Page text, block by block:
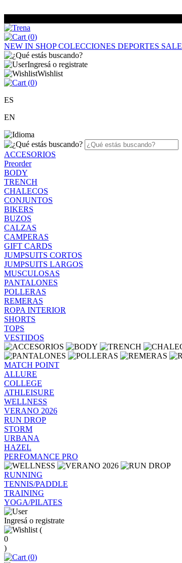
(0)
NEW IN SHOPCOLECCIONES DEPORTES SALE
Ingresá o registrate
Wishlist
(0)
ES
EN
ACCESORIOS
Preorder
BODY
TRENCH
CHALECOS
CONJUNTOS
BIKERS
BUZOS
CALZAS
CAMPERAS
GIFT CARDS
JUMPSUITS CORTOS
JUMPSUITS LARGOS
MUSCULOSAS
PANTALONES
POLLERAS
REMERAS
ROPA INTERIOR
SHORTS
TOPS
VESTIDOS
MATCH POINT
ALLURE
COLLEGE
ATHLEISURE
WELLNESS
VERANO 2026
RUN DROP
STORM
URBANA
HAZEL
PERFOMANCE PRO
RUNNING
TENNIS/PADDLE
TRAINING
YOGA/PILATES
Ingresá o registrate
(
0
)
(0)